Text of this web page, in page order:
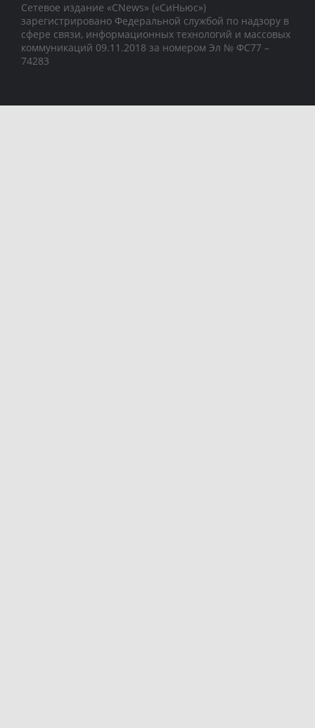
Сетевое издание «CNews» («СиНьюс»)
зарегистрировано Федеральной службой по надзору в
сфере связи, информационных технологий и массовых
коммуникаций 09.11.2018 за номером Эл № ФС77 –
74283